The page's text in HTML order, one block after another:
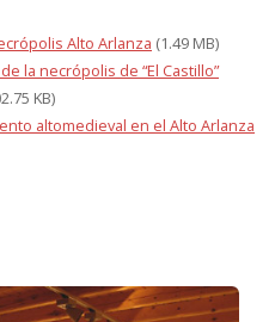
Alto Arlanza (1.49 MB)
la necrópolis de “El Castillo”
KB)
altomedieval en el Alto Arlanza